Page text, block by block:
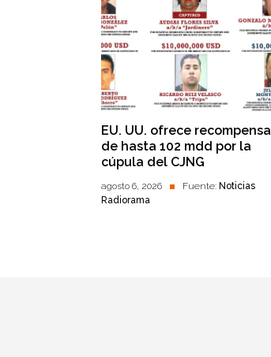
EU. UU. ofrece recompensa
de hasta 102 mdd por la
cúpula del CJNG
agosto 6, 2026 Fuente: Noticias
Radiorama